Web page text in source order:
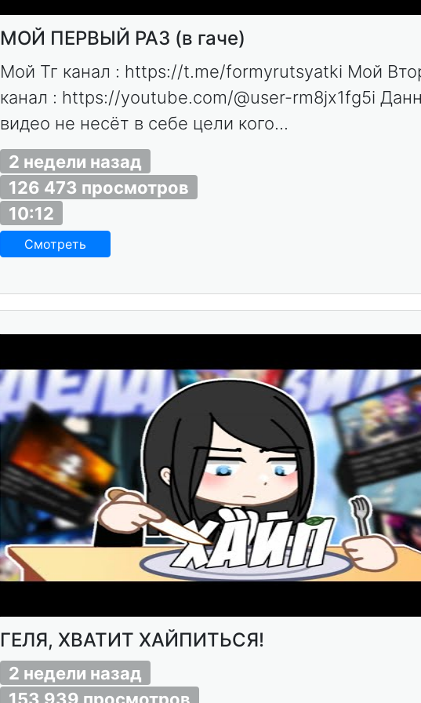
МОЙ ПЕРВЫЙ РАЗ (в гаче)
Мой Тг канал : https://t.me/formyrutsyatki Мой
канал : https://youtube.com/@user-rm8jx1fg5i
видео не несёт в себе цели кого...
2 недели назад
126 473 просмотров
10:12
Смотреть
ГЕЛЯ, ХВАТИТ ХАЙПИТЬСЯ!
2 недели назад
153 939 просмотров